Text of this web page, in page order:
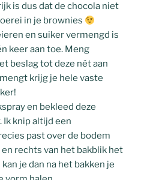
is dus dat de chocola niet
in je brownies
en suiker vermengd is
keer aan toe. Meng
beslag tot deze nét aan
krijg je hele vaste
en bekleed deze
Ik knip altijd een
past over de bodem
rechts van het bakblik het
je dan na het bakken je